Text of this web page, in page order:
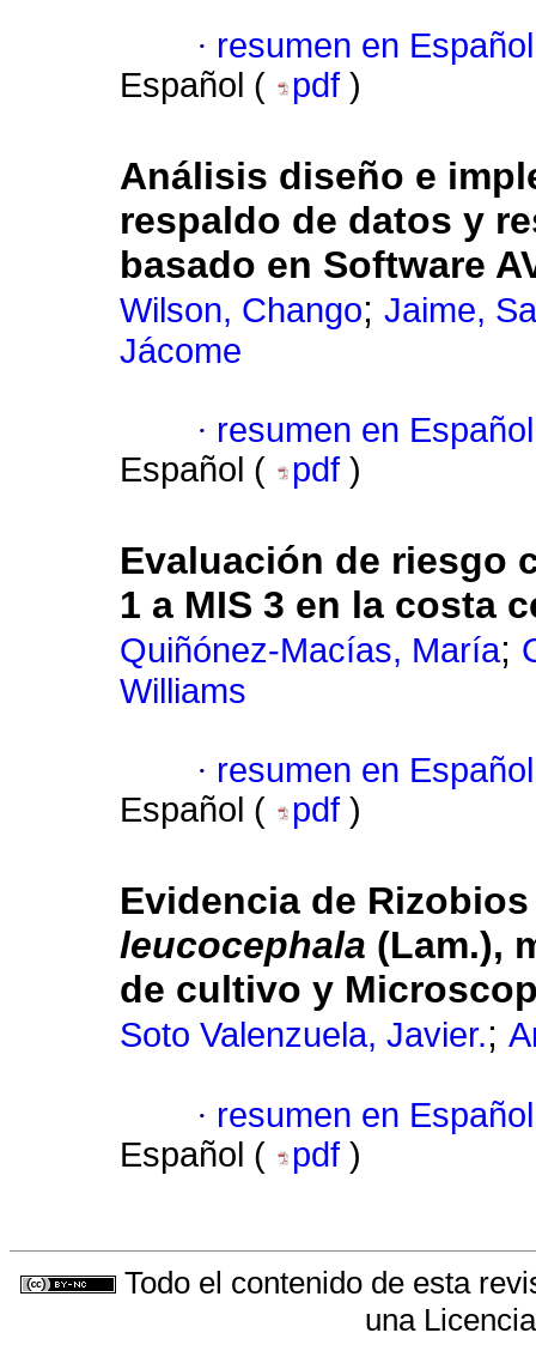
· resumen en Español
Español (
pdf )
Análisis diseño e
respaldo de datos y
basado en Software
Wilson, Chango; Jaime,
Jácome
· resumen en Español
Español (
pdf )
Evaluación de riesgo
1 a MIS 3 en la costa
Quiñónez-Macías, María;
Williams
· resumen en Español
Español (
pdf )
Evidencia de
leucocephala (Lam.),
de cultivo y
Soto Valenzuela, Javier.;
· resumen en Español
Español (
pdf )
Todo el contenido de esta
una